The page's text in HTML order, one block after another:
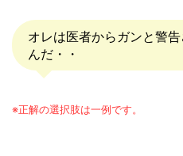
オレは医者からガンと警
んだ・・
※正解の選択肢は一例です。